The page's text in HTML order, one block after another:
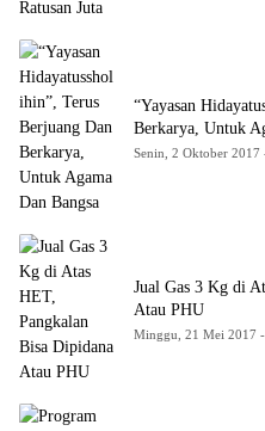
“Yayasan
Berkarya, Untuk
Senin, 2 Oktober
Jual Gas 3 Kg di
Atau PHU
Minggu, 21 Mei 2017